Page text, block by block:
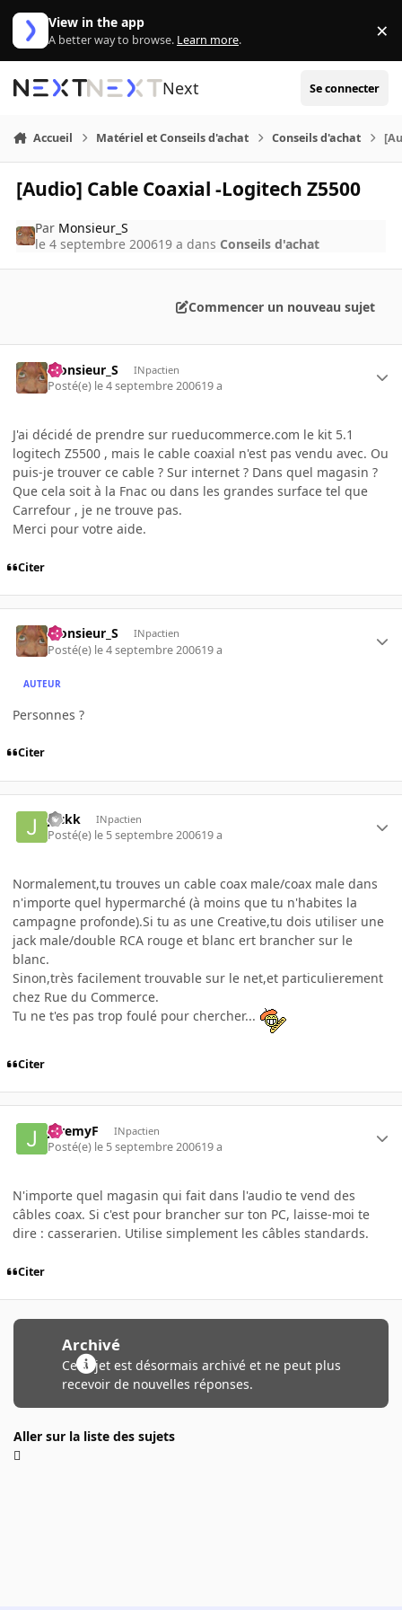
Aller au contenu
View in the app
A better way to browse. Learn more. ×
Next Se connecter
Accueil Matériel et Conseils d'achat Conseils d'achat
[Audio] Cable Coaxial -Logitech Z5500
Par Monsieur_S
le 4 septembre 200619 a dans Conseils d'achat
Commencer un nouveau sujet
Monsieur_S INpactien
Posté(e) le 4 septembre 200619 a
J'ai décidé de prendre sur rueducommerce.com le kit 5.1
logitech Z5500 , mais le cable coaxial n'est pas vendu avec. Ou
puis-je trouver ce cable ? Sur internet ? Dans quel magasin ?
Que cela soit à la Fnac ou dans les grandes surface tel que
Carrefour , je ne trouve pas.
Merci pour votre aide.
Citer
Monsieur_S INpactien
Posté(e) le 4 septembre 200619 a
AUTEUR
Personnes ?
Citer
jackk INpactien
Posté(e) le 5 septembre 200619 a
Normalement,tu trouves un cable coax male/coax male dans
n'importe quel hypermarché (à moins que tu n'habites la
campagne profonde).Si tu as une Creative,tu dois utiliser une
jack male/double RCA rouge et blanc ert brancher sur le
blanc.
Sinon,très facilement trouvable sur le net,et particulierement
chez Rue du Commerce.
Tu ne t'es pas trop foulé pour chercher...
Citer
JeremyF INpactien
Posté(e) le 5 septembre 200619 a
N'importe quel magasin qui fait dans l'audio te vend des
câbles coax. Si c'est pour brancher sur ton PC, laisse-moi te
dire : casserarien. Utilise simplement les câbles standards.
Citer
Archivé
Ce sujet est désormais archivé et ne peut plus
recevoir de nouvelles réponses.
Aller sur la liste des sujets